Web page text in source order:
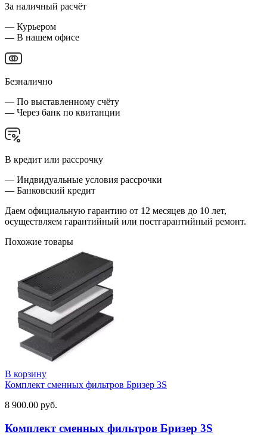
За наличный расчёт
— Курьером
— В нашем офисе
Безналично
— По выставленному счёту
— Через банк по квитанции
В кредит или рассрочку
— Индвидуальные условия рассрочки
— Банковский кредит
Даем официальную гарантию от 12 месяцев до 10 лет,
осуществляем гарантийный или постгарантийный ремонт.
Похожие товары
В корзину
Комплект сменных фильтров Бризер 3S
8 900.00 руб.
Комплект сменных фильтров Бризер 3S